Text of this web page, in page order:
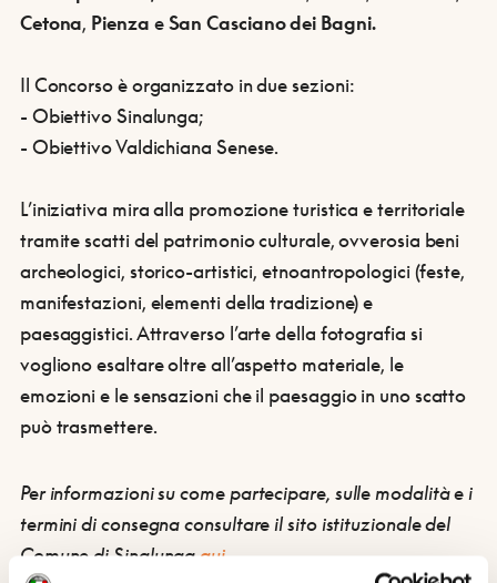
Cetona, Pienza eSan Casciano dei Bagni.
Il Concorso è organizzato in due sezioni:
- Obiettivo Sinalunga;
- Obiettivo Valdichiana Senese.
L’iniziativa mira alla promozione turistica e territoriale
tramite scatti del patrimonio culturale, ovverosia beni
archeologici, storico-artistici, etnoantropologici (feste,
manifestazioni, elementi della tradizione) e
paesaggistici. Attraverso l’arte della fotografia si
vogliono esaltare oltre all’aspetto materiale, le
emozioni e le sensazioni che il paesaggio in uno scatto
può trasmettere.
Per informazioni su come partecipare, sulle modalità e i
termini di consegna consultare il sito istituzionale del
Comune di Sinalungaqui